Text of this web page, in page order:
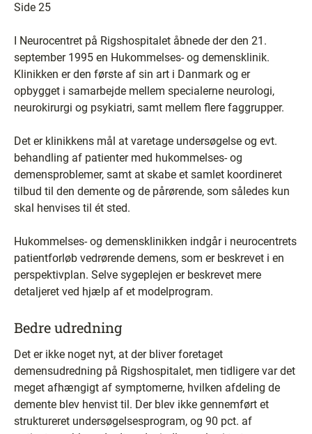
Side 25
I Neurocentret på Rigshospitalet åbnede der den 21.
september 1995 en Hukommelses- og demensklinik.
Klinikken er den første af sin art i Danmark og er
opbygget i samarbejde mellem specialerne neurologi,
neurokirurgi og psykiatri, samt mellem flere faggrupper.
Det er klinikkens mål at varetage undersøgelse og evt.
behandling af patienter med hukommelses- og
demensproblemer, samt at skabe et samlet koordineret
tilbud til den demente og de pårørende, som således kun
skal henvises til ét sted.
Hukommelses- og demensklinikken indgår i neurocentrets
patientforløb vedrørende demens, som er beskrevet i en
perspektivplan. Selve sygeplejen er beskrevet mere
detaljeret ved hjælp af et modelprogram.
Bedre udredning
Det er ikke noget nyt, at der bliver foretaget
demensudredning på Rigshospitalet, men tidligere var det
meget afhængigt af symptomerne, hvilken afdeling de
demente blev henvist til. Der blev ikke gennemført et
struktureret undersøgelsesprogram, og 90 pct. af